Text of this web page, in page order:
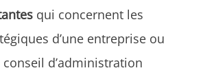
qui concernent les
d’une entreprise ou
conseil d’administration